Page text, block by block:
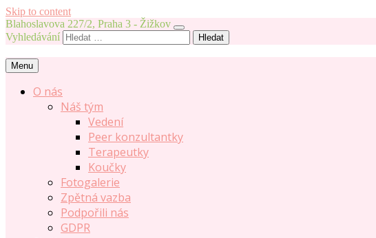
Skip to content
Blahoslavova 227/2, Praha 3 - Žižkov
Vyhledávání
Menu
O nás
Náš tým
Vedení
Peer konzultantky
Terapeutky
Koučky
Fotogalerie
Zpětná vazba
Podpořili nás
GDPR